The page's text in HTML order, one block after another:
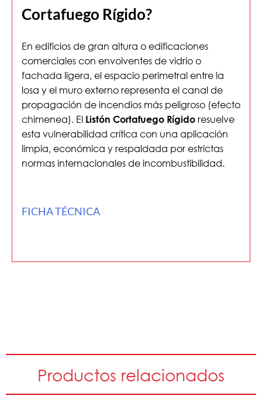
Cortafuego Rígido?
En edificios de gran altura o edificaciones
comerciales con envolventes de vidrio o
fachada ligera, el espacio perimetral entre la
losa y el muro externo representa el canal de
propagación de incendios más peligroso (efecto
chimenea). El Listón Cortafuego Rígido resuelve
esta vulnerabilidad crítica con una aplicación
limpia, económica y respaldada por estrictas
normas internacionales de incombustibilidad.
FICHA TÉCNICA
Productos relacionados